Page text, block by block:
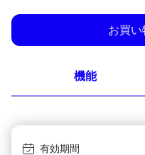
お買い
機能
有効期間